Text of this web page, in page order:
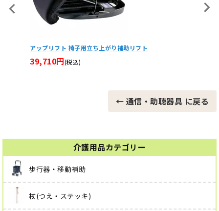
介護用品カテゴリー
歩行器・移動補助
杖(つえ・ステッキ)
アップリフト 椅子用立ち上がり補助リフト
39,710円(税込)
← 通信・助聴器具 に戻る